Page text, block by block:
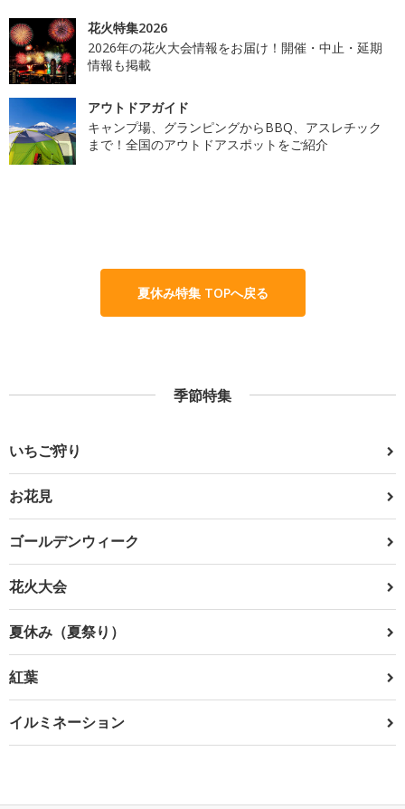
花火特集2026
2026年の花火大会情報をお届け！開催・中止・延期
情報も掲載
アウトドアガイド
キャンプ場、グランピングからBBQ、アスレチック
まで！全国のアウトドアスポットをご紹介
夏休み特集 TOPへ戻る
季節特集
いちご狩り
お花見
ゴールデンウィーク
花火大会
夏休み（夏祭り）
紅葉
イルミネーション